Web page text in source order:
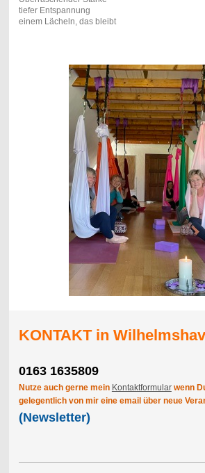
tiefer Entspannung
einem Lächeln, das bleibt
KONTAKT in
0163 1635809
Nutze auch gerne mein Kontaktformularwenn
gelegentlich von mir eine email über neue
(Newsletter)